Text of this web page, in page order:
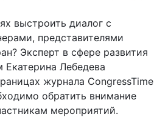
выстроить диалог с
представителями
Эксперт в сфере развития
Екатерина Лебедева
журнала CongressTime
обратить внимание
мероприятий.